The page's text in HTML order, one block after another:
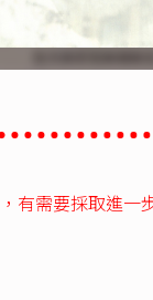
有需要採取進一